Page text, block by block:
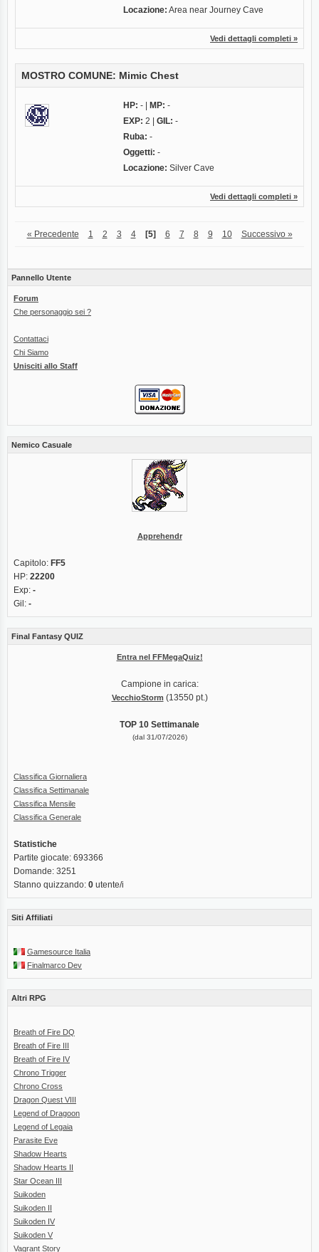
Locazione: Area near Journey Cave
Vedi dettagli completi »
MOSTRO COMUNE: Mimic Chest
HP: - | MP: -
EXP: 2 | GIL: -
Ruba: -
Oggetti: -
Locazione: Silver Cave
Vedi dettagli completi »
« Precedente 1 2 3 4 [5] 6 7 8 9 10 Successivo »
Pannello Utente
Forum
Che personaggio sei ?
Contattaci
Chi Siamo
Unisciti allo Staff
Nemico Casuale
Apprehendr
Capitolo: FF5
HP: 22200
Exp: -
Gil: -
Final Fantasy QUIZ
Entra nel FFMegaQuiz!
Campione in carica:
VecchioStorm (13550 pt.)
TOP 10 Settimanale
(dal 31/07/2026)
Classifica Giornaliera
Classifica Settimanale
Classifica Mensile
Classifica Generale
Statistiche
Partite giocate: 693366
Domande: 3251
Stanno quizzando: 0 utente/i
Siti Affiliati
Gamesource Italia
Finalmarco Dev
Altri RPG
Breath of Fire DQ
Breath of Fire III
Breath of Fire IV
Chrono Trigger
Chrono Cross
Dragon Quest VIII
Legend of Dragoon
Legend of Legaia
Parasite Eve
Shadow Hearts
Shadow Hearts II
Star Ocean III
Suikoden
Suikoden II
Suikoden IV
Suikoden V
Vagrant Story